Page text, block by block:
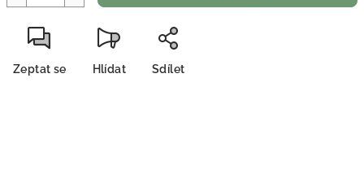
Zeptat se Hlídat Sdílet